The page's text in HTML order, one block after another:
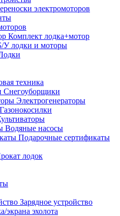
электромоторов
Комплект лодка+мотор
У лодки и моторы
техника
Снегоуборщики
Электрогенераторы
Газонокосилки
Водяные насосы
Подарочные сертификаты
лодок
Зарядное устройство
экрана эхолота